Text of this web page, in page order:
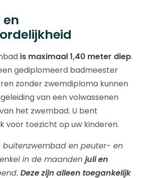
is maximaal 1,40 meter diep.
gediplomeerd badmeester
zonder zwemdiploma kunnen
van een volwassenen
het zwembad. U bent
voor toezicht op uw kinderen.
buitenzwembad en peuter- en
in de maanden juli en
Deze zijn alleen toegankelijk